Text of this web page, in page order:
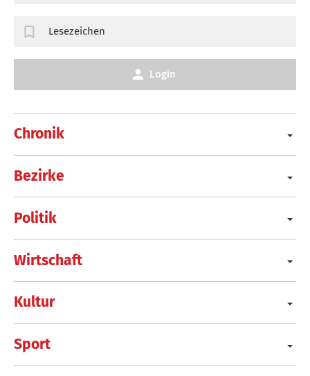
Chronik
Bezirke
Politik
Wirtschaft
Kultur
Sport
Lesezeichen
Login